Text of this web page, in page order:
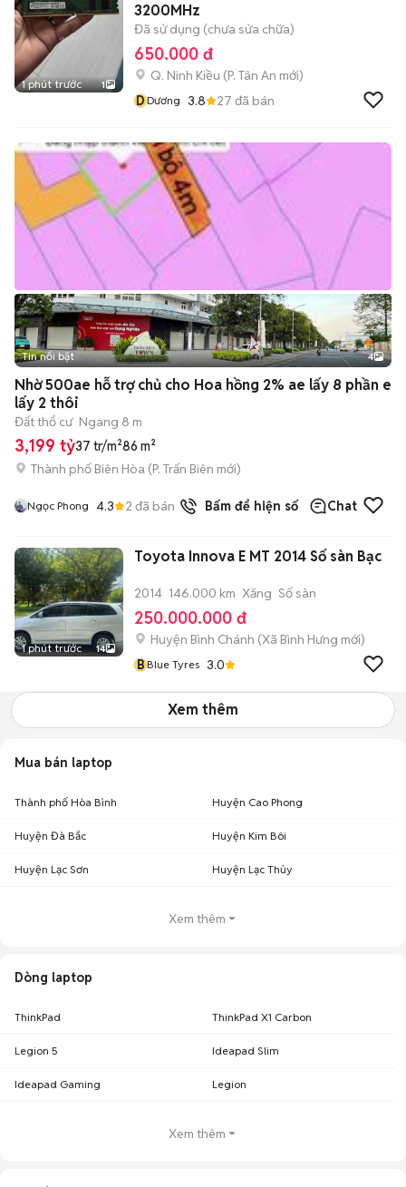
1 phút trước 1
3200MHz
Đã sử dụng (chưa sửa chữa)
650.000 đ
Q. Ninh Kiều (P. Tân An mới)
DDương 3.8 27 đã bán
Tin nổi bật 4
Nhờ 500ae hỗ trợ chủ cho Hoa hồng 2% ae lấy 8 phần e
lấy 2 thôi
Đất thổ cư Ngang 8 m
3,199 tỷ37 tr/m²86 m²
Thành phố Biên Hòa (P. Trấn Biên mới)
Ngọc Phong 4.3 2 đã bán Bấm để hiện số Chat
1 phút trước 14
Toyota Innova E MT 2014 Số sàn Bạc
2014 146.000 km Xăng Số sàn
250.000.000 đ
Huyện Bình Chánh (Xã Bình Hưng mới)
BBlue Tyres 3.0
Xem thêm
Mua bán laptop
Thành phố Hòa Bình Huyện Cao Phong
Huyện Đà Bắc Huyện Kim Bôi
Huyện Lạc Sơn Huyện Lạc Thủy
Xem thêm
Dòng laptop
ThinkPad ThinkPad X1 Carbon
Legion 5 Ideapad Slim
Ideapad Gaming Legion
Xem thêm